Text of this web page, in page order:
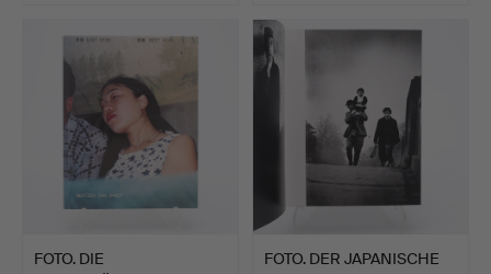
Objekt
FOTO. DIE
FOTO. DER JAPANISCHE